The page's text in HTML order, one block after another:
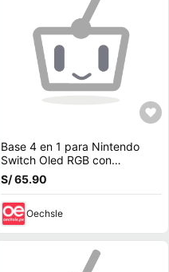
Base 4 en 1 para Nintendo
Switch Oled RGB con
Cargador de Joycons, Mando,
Portajuegos
S/ 65.90
Oechsle